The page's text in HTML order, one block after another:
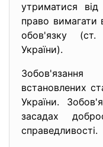
утриматися
право вимагати
обов'язку
України).
встановлених
України.
засадах
справедливості.